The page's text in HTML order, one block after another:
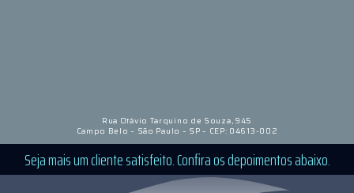
Rua Otávio Tarquino de Souza, 945
Campo Belo – São Paulo – SP – CEP: 04613-002
Seja mais um cliente satisfeito. Confira os depoimentos abaixo.